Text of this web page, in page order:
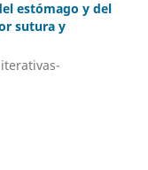
estómago y del
sutura y